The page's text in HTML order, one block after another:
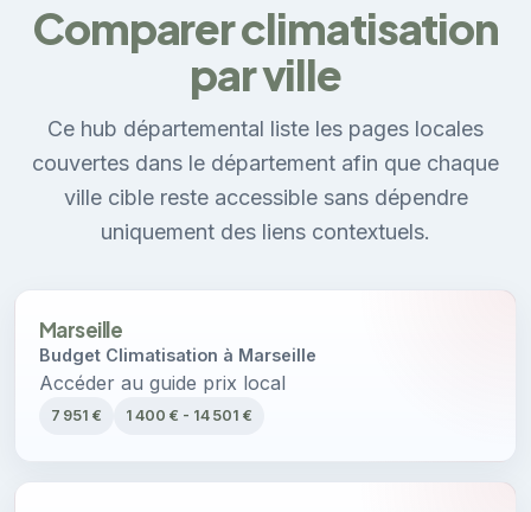
Comparer climatisation
par ville
Ce hub départemental liste les pages locales
couvertes dans le département afin que chaque
ville cible reste accessible sans dépendre
uniquement des liens contextuels.
Marseille
Budget Climatisation à Marseille
Accéder au guide prix local
7 951 € 1 400 € - 14 501 €